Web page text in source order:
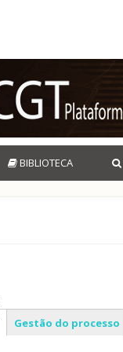
BIBLIOTECA
Gestão do processo